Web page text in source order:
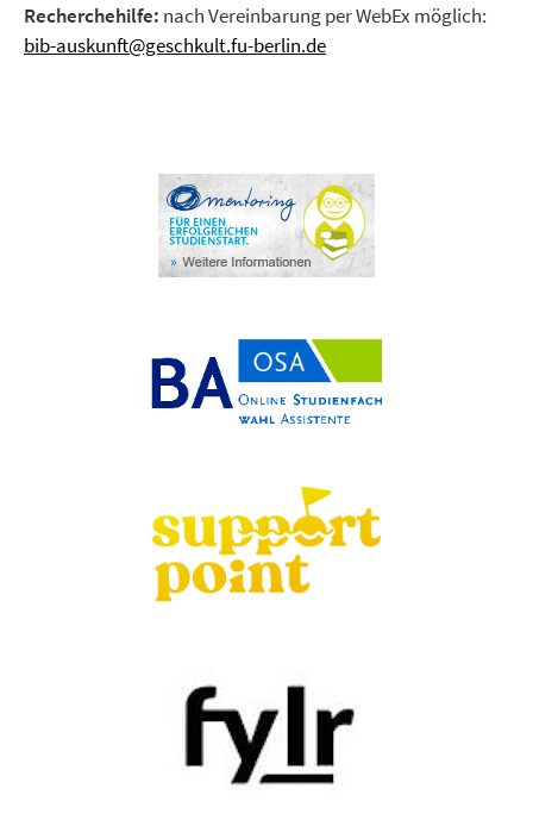
Recherchehilfe: nach Vereinbarung per WebEx möglich:
bib-auskunft@geschkult.fu-berlin.de